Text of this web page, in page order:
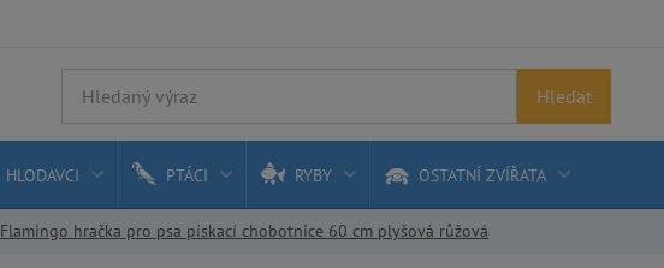
Hledat
HLODAVCI PTÁCI RYBY OSTATNÍ ZVÍŘATA
Flamingo hračka pro psa pískací chobotnice 60 cm plyšová růžová